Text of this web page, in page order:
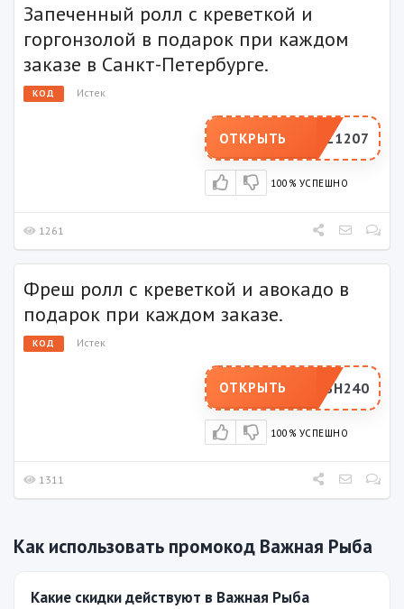
Запеченный ролл с креветкой и
горгонзолой в подарок при каждом
заказе в Санкт-Петербурге.
КОД Истек
PFL1207
ОТКРЫТЬ
100% УСПЕШНО
1261
Фреш ролл с креветкой и авокадо в
подарок при каждом заказе.
КОД Истек
FRESH240
ОТКРЫТЬ
100% УСПЕШНО
1311
Как использовать промокод Важная Рыба
Какие скидки действуют в Важная Рыба